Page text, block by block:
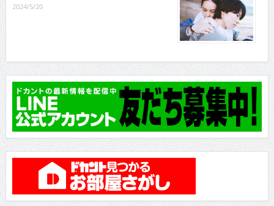
2024/5/20